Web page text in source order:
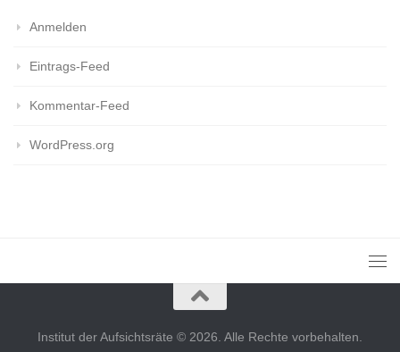
Anmelden
Eintrags-Feed
Kommentar-Feed
WordPress.org
Institut der Aufsichtsräte © 2026. Alle Rechte vorbehalten.